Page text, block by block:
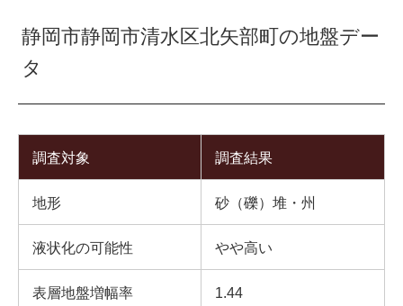
静岡市静岡市清水区北矢部町の地盤デー
タ
調査対象 調査結果
地形 砂（礫）堆・州
液状化の可能性 やや高い
表層地盤増幅率 1.44